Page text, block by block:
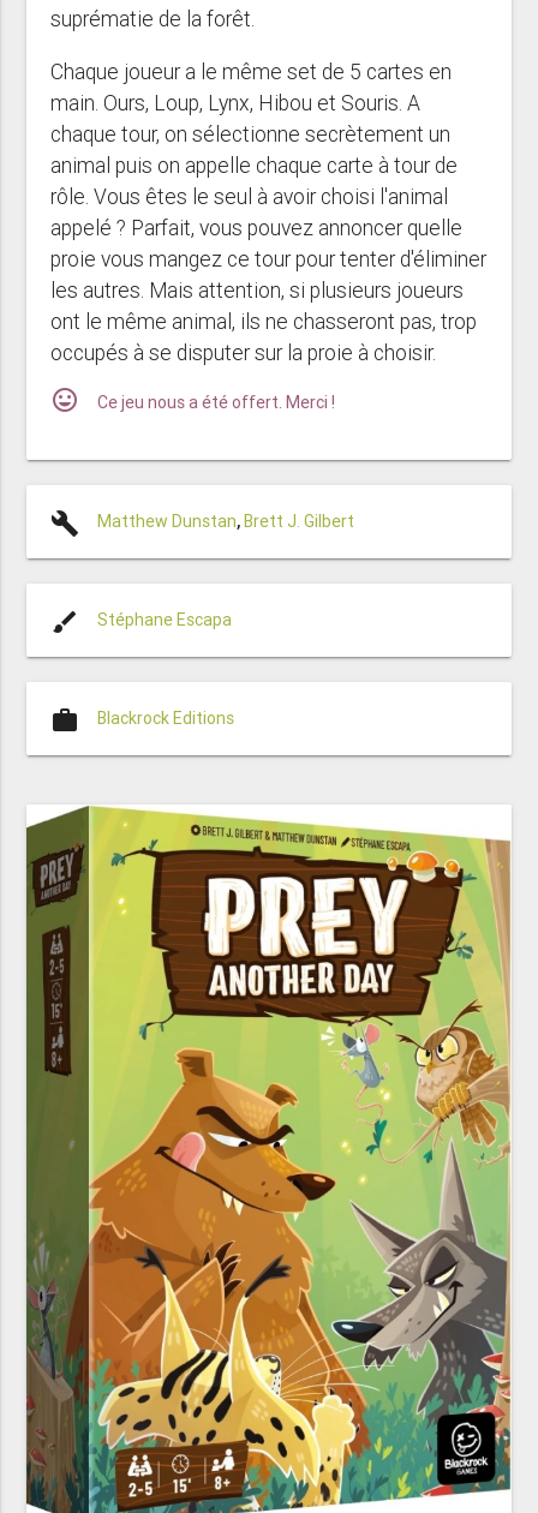
suprématie de la forêt.
Chaque joueur a le même set de 5 cartes en
main. Ours, Loup, Lynx, Hibou et Souris. A
chaque tour, on sélectionne secrètement un
animal puis on appelle chaque carte à tour de
rôle. Vous êtes le seul à avoir choisi l'animal
appelé ? Parfait, vous pouvez annoncer quelle
proie vous mangez ce tour pour tenter d'éliminer
les autres. Mais attention, si plusieurs joueurs
ont le même animal, ils ne chasseront pas, trop
occupés à se disputer sur la proie à choisir.
mood Ce jeu nous a été offert. Merci !
build Matthew Dunstan,Brett J. Gilbert
brush Stéphane Escapa
work Blackrock Editions